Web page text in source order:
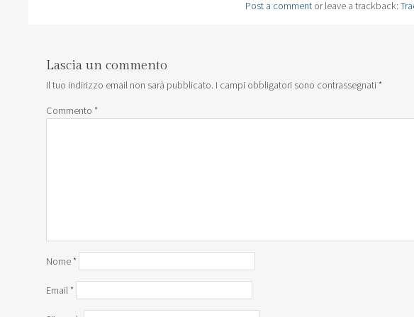
Post a comment or leave a trackback:
Lascia un commento
Il tuo indirizzo email non sarà pubblicato. I campi obbligatori sono contrassegnati *
Commento *
Nome*
Email*